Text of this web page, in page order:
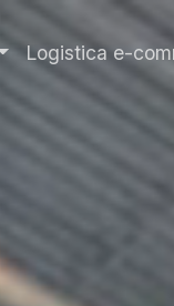
Logistica e-